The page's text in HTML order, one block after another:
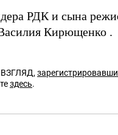
РДК и сына
Кирющенко .
ВЗГЛЯД,
здесь.